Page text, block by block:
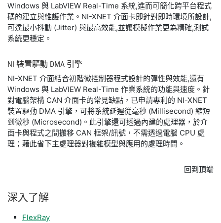
Windows 與 LabVIEW Real-Time 系統,進而可簡化跨平台程式
碼的建立與維護作業。NI-XNET 介面卡即針對即時環境所設計,
可達最小抖動 (Jitter) 與最高效能,並讓模擬作業更為精確,測試
系統更穩定。
NI 裝置驅動 DMA 引擎
NI-XNET 介面結合初階微控制器程式設計的彈性與效能,還有
Windows 與 LabVIEW Real-Time 作業系統的功能與速度。針
對電腦架構 CAN 介面卡的常見缺點，已申請專利的 NI-XNET
裝置驅動 DMA 引擎，可將系統延遲從毫秒 (Millisecond) 縮短
到微秒 (Microsecond)。此引擎還可透過內建的處理器，於介
面卡與程式之間搬移 CAN 框架/訊號，不需透過電腦 CPU 處
理；藉此省下主處理器對複雜模型與應用的處理時間。
回到頂端
深入了解
FlexRay